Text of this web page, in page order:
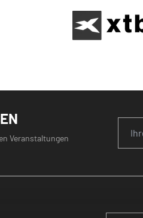
Veranstaltungen